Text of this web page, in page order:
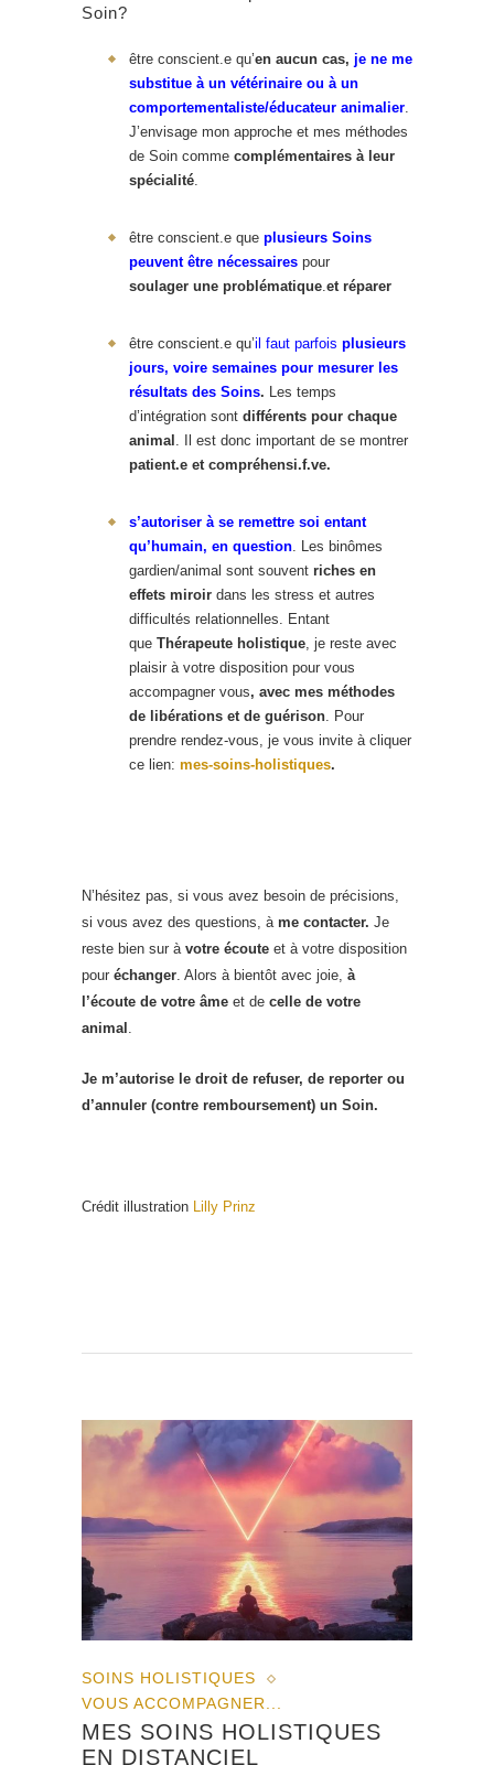
Soin?
être conscient.e qu’en aucun cas, je ne me
substitue à un vétérinaire ou à un
comportementaliste/éducateur animalier.
J’envisage mon approche et mes méthodes
de Soin comme complémentaires à leur
spécialité.
être conscient.e que plusieurs Soins
peuvent être nécessaires pour
soulager une problématique.et réparer
être conscient.e qu’il faut parfois plusieurs
jours, voire semaines pour mesurer les
résultats des Soins. Les temps
d’intégration sont différents pour chaque
animal . Il est donc important de se montrer
patient.e et compréhensi.f.ve.
s’autoriser à se remettre soi entant
qu’humain, en question. Les binômes
gardien/animal sont souvent riches en
effets miroir dans les stress et autres
difficultés relationnelles. Entant
que Thérapeute holistique, je reste avec
plaisir à votre disposition pour vous
accompagner vous, avec mes méthodes
de libérations et de guérison. Pour
prendre rendez-vous, je vous invite à cliquer
ce lien: mes-soins-holistiques.
N’hésitez pas, si vous avez besoin de précisions,
si vous avez des questions, à me contacter. Je
reste bien sur àvotre écoute et à votre disposition
pour échanger. Alors à bientôt avec joie, à
l’écoute de votre âme et de celle de votre
animal .
Je m’autorise le droit de refuser, de reporter ou
d’annuler (contre remboursement) un Soin.
Crédit illustration Lilly Prinz
SOINS HOLISTIQUES
VOUS ACCOMPAGNER...
MES SOINS HOLISTIQUES
EN DISTANCIEL